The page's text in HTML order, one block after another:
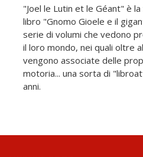
"Joel le Lutin et le Géant" è
libro "Gnomo Gioele e il
serie di volumi che vedono
il loro mondo, nei quali oltre
vengono associate delle
motoria... una sorta di
anni.